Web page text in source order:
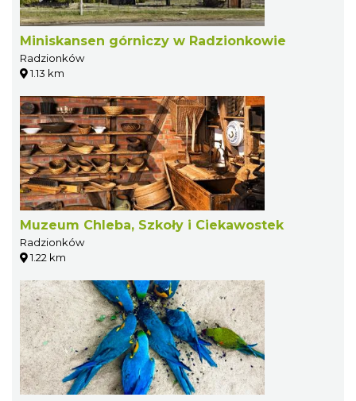
Miniskansen górniczy w Radzionkowie
Radzionków
1.13 km
Muzeum Chleba, Szkoły i Ciekawostek
Radzionków
1.22 km